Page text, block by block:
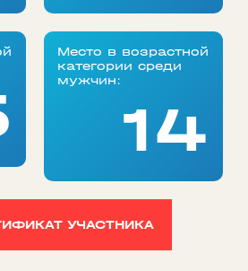
Место в возрастной
категории среди
мужчин:
14
УЧАСТНИКА